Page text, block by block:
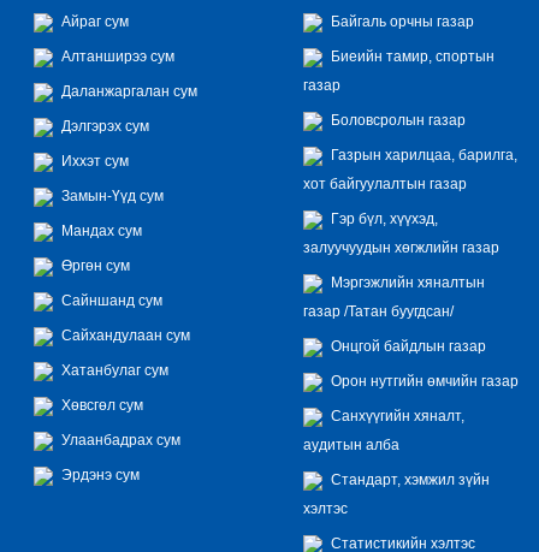
Айраг сум
Алтанширээ сум
Даланжаргалан сум
Дэлгэрэх сум
Иххэт сум
Замын-Үүд сум
Мандах сум
Өргөн сум
Сайншанд сум
Сайхандулаан сум
Хатанбулаг сум
Хөвсгөл сум
Улаанбадрах сум
Эрдэнэ сум
Байгаль орчны газар
Биеийн тамир, спортын
газар
Боловсролын газар
Газрын харилцаа, барилга,
хот байгуулалтын газар
Гэр бүл, хүүхэд,
залуучуудын хөгжлийн газар
Мэргэжлийн хяналтын
газар /Татан буугдсан/
Онцгой байдлын газар
Орон нутгийн өмчийн газар
Санхүүгийн хяналт,
аудитын алба
Стандарт, хэмжил зүйн
хэлтэс
Статистикийн хэлтэс